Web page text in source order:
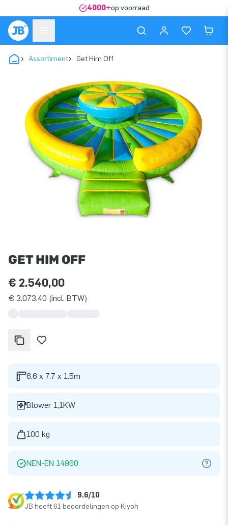
4000+op voorraad
Assortiment Get Him Off
GET HIM OFF
€ 2.540,00
€ 3.073,40 (incl. BTW)
6.6 x 7.7 x 1.5m
Blower 1,1KW
100 kg
NEN-EN 14960
9.6/10
JB heeft 61 beoordelingen op Kiyoh